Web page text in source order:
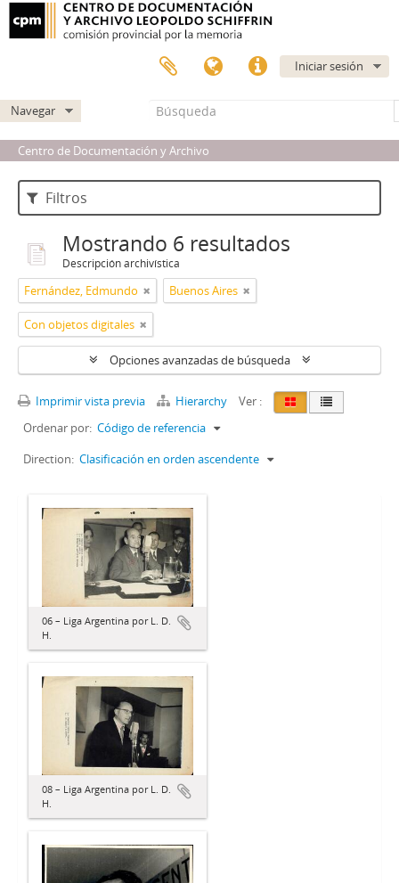
Iniciar sesión
Navegar
Centro de Documentación y Archivo
Filtros
Mostrando 6 resultados
Descripción archivística
Fernández, Edmundo Buenos Aires
Con objetos digitales
Opciones avanzadas de búsqueda
Imprimir vista previa Hierarchy
Ver :
Ordenar por: Código de referencia
Direction: Clasificación en orden ascendente
06 – Liga Argentina por L. D.
H.
08 – Liga Argentina por L. D.
H.